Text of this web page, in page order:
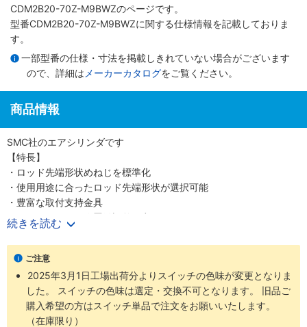
CDM2B20-70Z-M9BWZのページです。
型番CDM2B20-70Z-M9BWZに関する仕様情報を記載しておりま
す。
一部型番の仕様・寸法を掲載しきれていない場合がございます
ので、詳細は メーカーカタログをご覧ください。
商品情報
SMC社のエアシリンダです
【特長】
・ロッド先端形状めねじを標準化
・使用用途に合ったロッド先端形状が選択可能
・豊富な取付支持金具
・オートスイッチ位置微調整が容易
・スイッチブラケット透明化によるインジケータランプ視認性向上
・1山クレビス、トラニオン用揺動受け金具設定
・ボスカットタイプによる全長短縮
・EU-RoHS指令に適合
・グリースの選択可能（オプション設定）
・耐水性小型オートスイッチ追加設定
続きを読む
ご注意
2025年3月1日工場出荷分よりスイッチの色味が変更となりま
した。 スイッチの色味は選定・交換不可となります。 旧品ご
購入希望の方はスイッチ単品で注文をお願いいたします。
（在庫限り）